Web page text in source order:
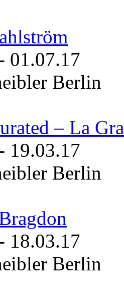
01.07.17
Berlin
– La
19.03.17
Berlin
18.03.17
Berlin